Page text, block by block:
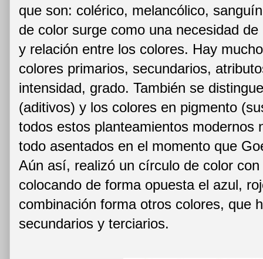
que son: colérico, melancólico,
de color surge como una necesidad
y relación entre los colores. Hay
colores primarios, secundarios,
intensidad, grado. También se
(aditivos) y los colores en pigmento
todos estos planteamientos modernos
todo asentados en el momento que
Aún así, realizó un círculo de color
colocando de forma opuesta el azul,
combinación forma otros colores, que
secundarios y terciarios.